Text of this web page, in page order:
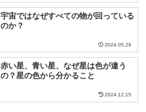
宇宙ではなぜすべての物が回っている
のか？
2024.05.29
赤い星、青い星、なぜ星は色が違う
の？星の色から分かること
2024.12.15